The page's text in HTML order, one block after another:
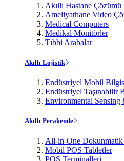
Akıllı Hastane Çözümü
Ameliyathane Video
Medical Computers
Medikal Monitörler
Tıbbi Arabalar
Akıllı Lojistik
Endüstriyel Mobil
Endüstriyel Taşınabilir
Environmental
Akıllı Perakende
All-in-One Dokunmatik
Mobil POS Tabletler